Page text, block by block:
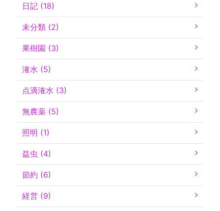
日記 (18)
未分類 (2)
果樹園 (3)
潅水 (5)
点滴潅水 (3)
無農薬 (5)
照明 (1)
益虫 (4)
節約 (6)
経営 (9)